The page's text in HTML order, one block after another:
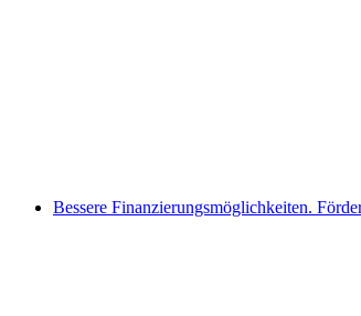
Bessere Finanzierungsmöglichkeiten.